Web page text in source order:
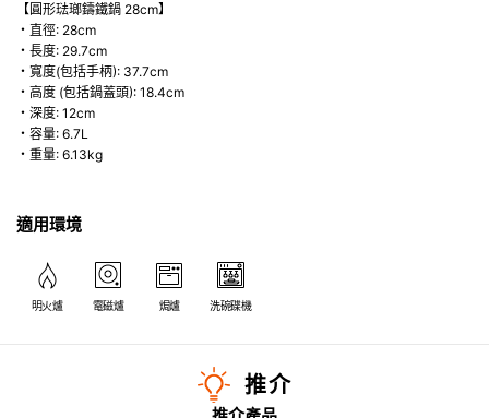
【圓形琺瑯鑄鐵鍋 28cm】
・直徑: 28cm
・長度: 29.7cm
・寬度(包括手柄): 37.7cm
・高度 (包括鍋蓋頭): 18.4cm
・深度: 12cm
・容量: 6.7L
・重量: 6.13kg
適用環境
明火爐 電磁爐 焗爐 洗碗碟機
推介